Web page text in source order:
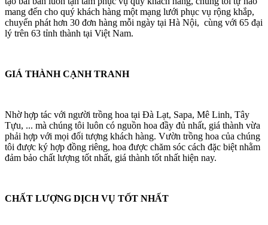
mang đến cho quý khách hàng một mạng lưới phục vụ rộng khắp,
chuyển phát hơn 30 đơn hàng mỗi ngày tại Hà Nội, cùng với 65 đại
lý trên 63 tỉnh thành tại Việt Nam.
GIÁ THÀNH CẠNH TRANH
Nhờ hợp tác với người trồng hoa tại Đà Lạt, Sapa, Mê Linh, Tây
Tựu, ... mà chúng tôi luôn có nguồn hoa đầy đủ nhất, giá thành vừa
phải hợp với mọi đối tượng khách hàng. Vườn trồng hoa của chúng
tôi được ký hợp đồng riêng, hoa được chăm sóc cách đặc biệt nhằm
đảm bảo chất lượng tốt nhất, giá thành tốt nhất hiện nay.
CHẤT LƯỢNG DỊCH VỤ TỐT NHẤT